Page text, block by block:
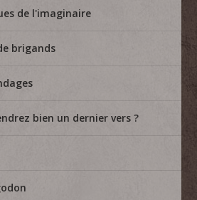
de l'imaginaire
brigands
bien un dernier vers ?